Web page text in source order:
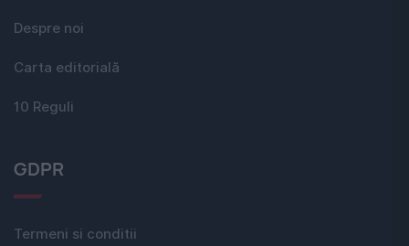
Despre noi
Carta editorială
10 Reguli
GDPR
Termeni si conditii